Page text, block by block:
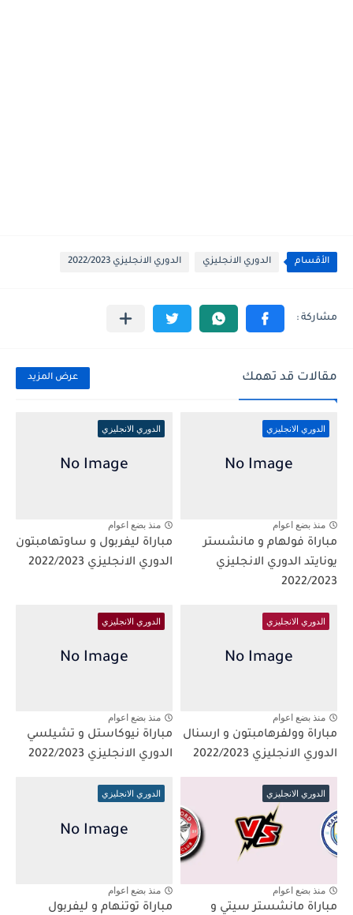
الأقسام الدوري الانجليزي الدوري الانجليزي 2022/2023
مقالات قد تهمك عرض المزيد
الدوري الانجليزي
منذ بضع اعوام
مباراة فولهام و مانشستر
يونايتد الدوري الانجليزي
2022/2023
الدوري الانجليزي
منذ بضع اعوام
مباراة ليفربول و ساوتهامبتون
الدوري الانجليزي 2022/2023
الدوري الانجليزي
منذ بضع اعوام
مباراة وولفرهامبتون و ارسنال
الدوري الانجليزي 2022/2023
الدوري الانجليزي
منذ بضع اعوام
مباراة نيوكاستل و تشيلسي
الدوري الانجليزي 2022/2023
الدوري الانجليزي
منذ بضع اعوام
مباراة مانشستر سيتي و
الدوري الانجليزي
منذ بضع اعوام
مباراة توتنهام و ليفربول